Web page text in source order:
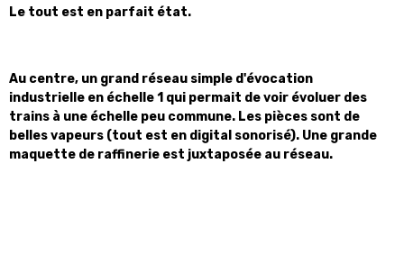
Le tout est en parfait état.
Au centre, un grand réseau simple d'évocation
industrielle en échelle 1 qui permait de voir évoluer des
trains à une échelle peu commune. Les pièces sont de
belles vapeurs (tout est en digital sonorisé). Une grande
maquette de raffinerie est juxtaposée au réseau.